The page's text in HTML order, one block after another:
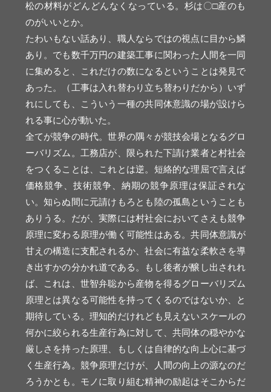
松の材料がどんどんなくなっている。杉は〇□産のも
のがいいとか。
たわいもない話あり、職人ならではの視点に目から鱗
あり。でも数千万円の建築工事に関わった人間を一同
に集めると、これだけの数になるということは発見で
あった。（工事は入れ替わり立ち替わりだから）いず
れにしても、こういう一種の共同体意識の場が設けら
れる事に心が動いた。
全てが競争の時代。世界の隅々が競技会場となるグロ
ーバリズム。工務店が、限られた下請け業者と村社会
をつくることは、これとは逆。短絡的な理屈で言えば
価格競争、技術競争、納期の競争原理は保証されな
い。知らぬ間に元請けもろとも陸の孤島ということも
ありうる。だが、実際には村社会においてさえも競争
原理に変わる原理が働く可能性はある。共同体意識が
甘えの構造に支配されるか、社会に有益な柔軟さを導
き出すかの分かれ道である。もし後者が醸し出されれ
ば、これは、世智弁聡から産物を得るグローバリズム
原理とは異なる可能性を持ってくるのではないか、と
期待している。理知的だけれども見えないスケールの
何かに絞られる生産行為に対して、共同体の穏やかな
厳しさを持った原理、もしくは自律的な向上心に基づ
く生産行為。競争原理だけが、人間の向上の源なのだ
ろうかとも。モノに取り組む精神の励起はそこからだ